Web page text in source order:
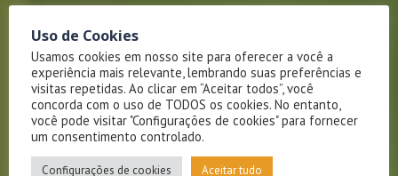
Uso de Cookies
Usamos cookies em nosso site para oferecer a você a
experiência mais relevante, lembrando suas preferências e
visitas repetidas. Ao clicar em “Aceitar todos”, você
concorda com o uso de TODOS os cookies. No entanto,
você pode visitar "Configurações de cookies" para fornecer
um consentimento controlado.
Configurações de cookies Aceitar tudo